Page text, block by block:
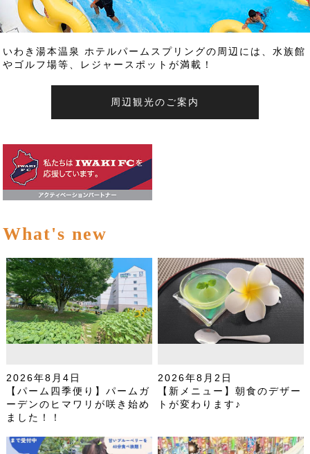
いわき湯本温泉 ホテルパームスプリングの周辺には、水族館
やゴルフ場等、レジャースポットが満載！
周辺観光のご案内
What's new
2026年8月4日
【パーム四季便り】パームガ
ーデンのヒマワリが咲き始め
ました！！
2026年8月2日
【新メニュー】朝食のデザー
トが変わります♪